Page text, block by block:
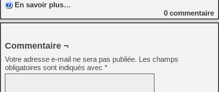
En savoir plus…
0 commentaire
Commentaire ¬
Votre adresse e-mail ne sera pas publiée. Les champs
obligatoires sont indiqués avec *